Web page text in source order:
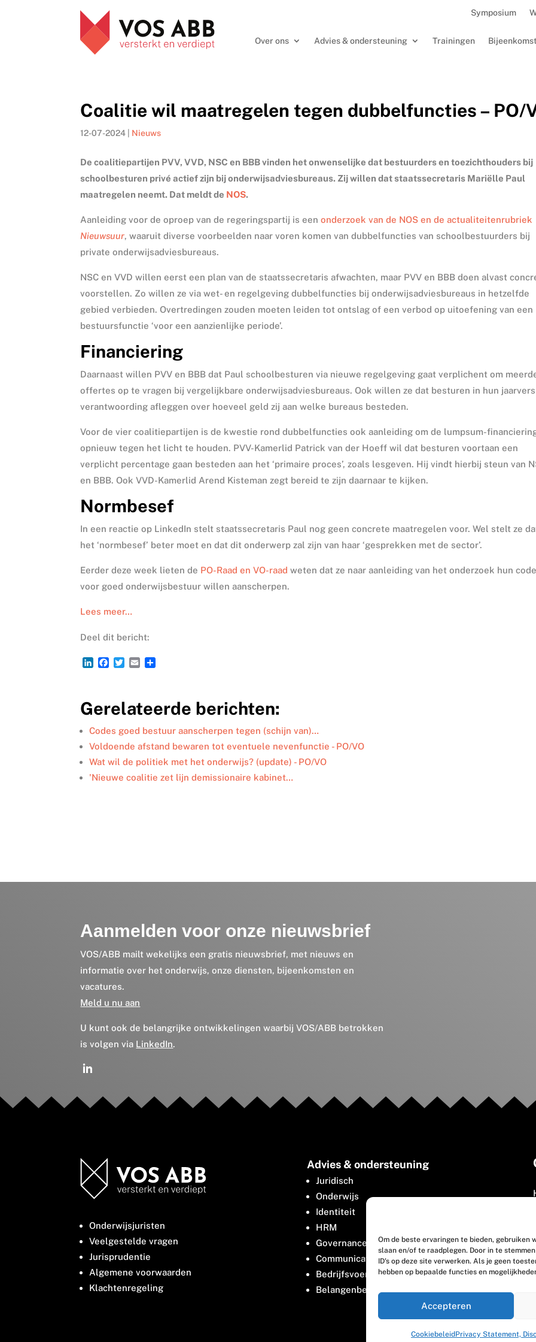
Om de beste ervaringen te bieden,
slaan en/of te raadplegen. Door in te
ID's op deze site verwerken. Als je geen
hebben op bepaalde functies en
Accepteren
CookiebeleidPrivacy Statement,
Symposium
Over ons Advies & ondersteuning Trainingen
Coalitie wil maatregelen tegen dubbelfuncties – PO/
12-07-2024 Nieuws
De coalitiepartijen PVV, VVD, NSC en BBB vinden het onwenselijke dat bestuurders en toezichthouders bij
schoolbesturen privé actief zijn bij onderwijsadviesbureaus. Zij willen dat staatssecretaris Mariëlle Paul
maatregelen neemt. Dat meldt de NOS.
Aanleiding voor de oproep van de regeringspartij is eenonderzoek van de NOS en de actualiteitenrubriek
Nieuwsuur, waaruit diverse voorbeelden naar voren komen van dubbelfuncties van schoolbestuurders bij
private onderwijsadviesbureaus.
NSC en VVD willen eerst een plan van de staatssecretaris afwachten, maar PVV en BBB doen alvast
voorstellen. Zo willen ze via wet- en regelgeving dubbelfuncties bij onderwijsadviesbureaus in hetzelfde
gebied verbieden. Overtredingen zouden moeten leiden tot ontslag of een verbod op uitoefening van een
bestuursfunctie ‘voor een aanzienlijke periode’.
Financiering
Daarnaast willen PVV en BBB dat Paul schoolbesturen via nieuwe regelgeving gaat verplichent om
offertes op te vragen bij vergelijkbare onderwijsadviesbureaus. Ook willen ze dat besturen in hun
verantwoording afleggen over hoeveel geld zij aan welke bureaus besteden.
Voor de vier coalitiepartijen is de kwestie rond dubbelfuncties ook aanleiding om de lumpsum-
opnieuw tegen het licht te houden. PVV-Kamerlid Patrick van der Hoeff wil dat besturen voortaan een
verplicht percentage gaan besteden aan het ‘primaire proces’, zoals lesgeven. Hij vindt hierbij steun van
en BBB. Ook VVD-Kamerlid Arend Kisteman zegt bereid te zijn daarnaar te kijken.
Normbesef
In een reactie op LinkedIn stelt staatssecretaris Paul nog geen concrete maatregelen voor. Wel stelt ze
het ‘normbesef’ beter moet en dat dit onderwerp zal zijn van haar ‘gesprekken met de sector’.
Eerder deze week lieten de PO-Raad en VO-raad weten dat ze naar aanleiding van het onderzoek hun
voor goed onderwijsbestuur willen aanscherpen.
Lees meer…
Deel dit bericht:
L
e
d
I
n
F
b
o
o
k
T
t
e
r
E
l
n
Gerelateerde berichten:
Codes goed bestuur aanscherpen tegen (schijn van)…
Voldoende afstand bewaren tot eventuele nevenfunctie - PO/VO
Wat wil de politiek met het onderwijs? (update) - PO/VO
'Nieuwe coalitie zet lijn demissionaire kabinet…
Aanmelden voor onze nieuwsbrief
VOS/ABB mailt wekelijks een gratis nieuwsbrief, met nieuws en
informatie over het onderwijs, onze diensten, bijeenkomsten en
vacatures.
Meld u nu aan
U kunt ook de belangrijke ontwikkelingen waarbij VOS/ABB betrokken
is volgen via LinkedIn.
Onderwijsjuristen
Veelgestelde vragen
Jurisprudentie
Algemene voorwaarden
Klachtenregeling
Advies & ondersteuning
Juridisch
Onderwijs
Identiteit
HRM
Governance
Communicatie
Bedrijfsvoering
Belangenbehartiging